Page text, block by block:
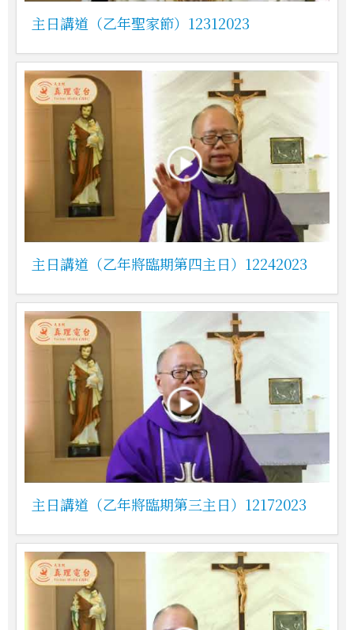
主日講道（乙年聖家節）12312023
主日講道（乙年將臨期第四主日）12242023
主日講道（乙年將臨期第三主日）12172023